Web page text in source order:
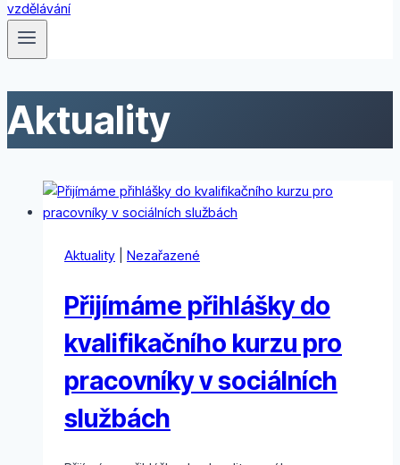
Aktuality
Aktuality Nezařazené
Přijímáme přihlášky do
kvalifikačního kurzu pro
pracovníky v sociálních
službách